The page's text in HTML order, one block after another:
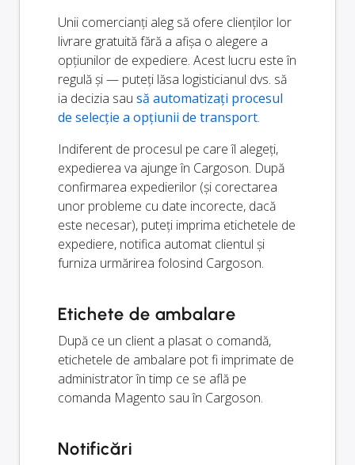
Unii comercianți aleg să ofere clienților lor
livrare gratuită fără a afișa o alegere a
opțiunilor de expediere. Acest lucru este în
regulă și — puteți lăsa logisticianul dvs. să
ia decizia sau să automatizați procesul
de selecție a opțiunii de transport.
Indiferent de procesul pe care îl alegeți,
expedierea va ajunge în Cargoson. După
confirmarea expedierilor (și corectarea
unor probleme cu date incorecte, dacă
este necesar), puteți imprima etichetele de
expediere, notifica automat clientul și
furniza urmărirea folosind Cargoson.
Etichete de ambalare
După ce un client a plasat o comandă,
etichetele de ambalare pot fi imprimate de
administrator în timp ce se află pe
comanda Magento sau în Cargoson.
Notificări